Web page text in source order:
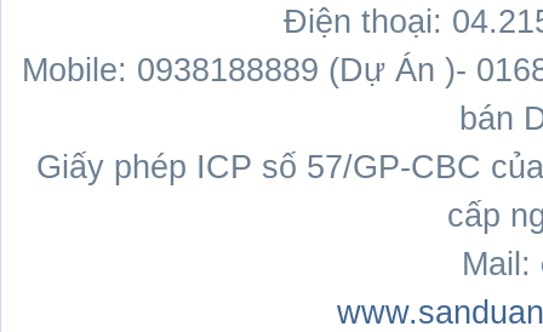
Điện thoại:
Mobile: 0938188889 (Dự Án )-
bán
Giấy phép ICP số 57/GP-CBC
cấp
Mail: